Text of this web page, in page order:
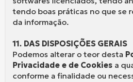
tendo boas práticas no que se
da informação.
11. DAS DISPOSIÇÕES GERAIS
Podemos alterar o teor desta
Privacidade e de Cookies a
conforme a finalidade ou